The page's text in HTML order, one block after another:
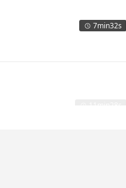
7min32s